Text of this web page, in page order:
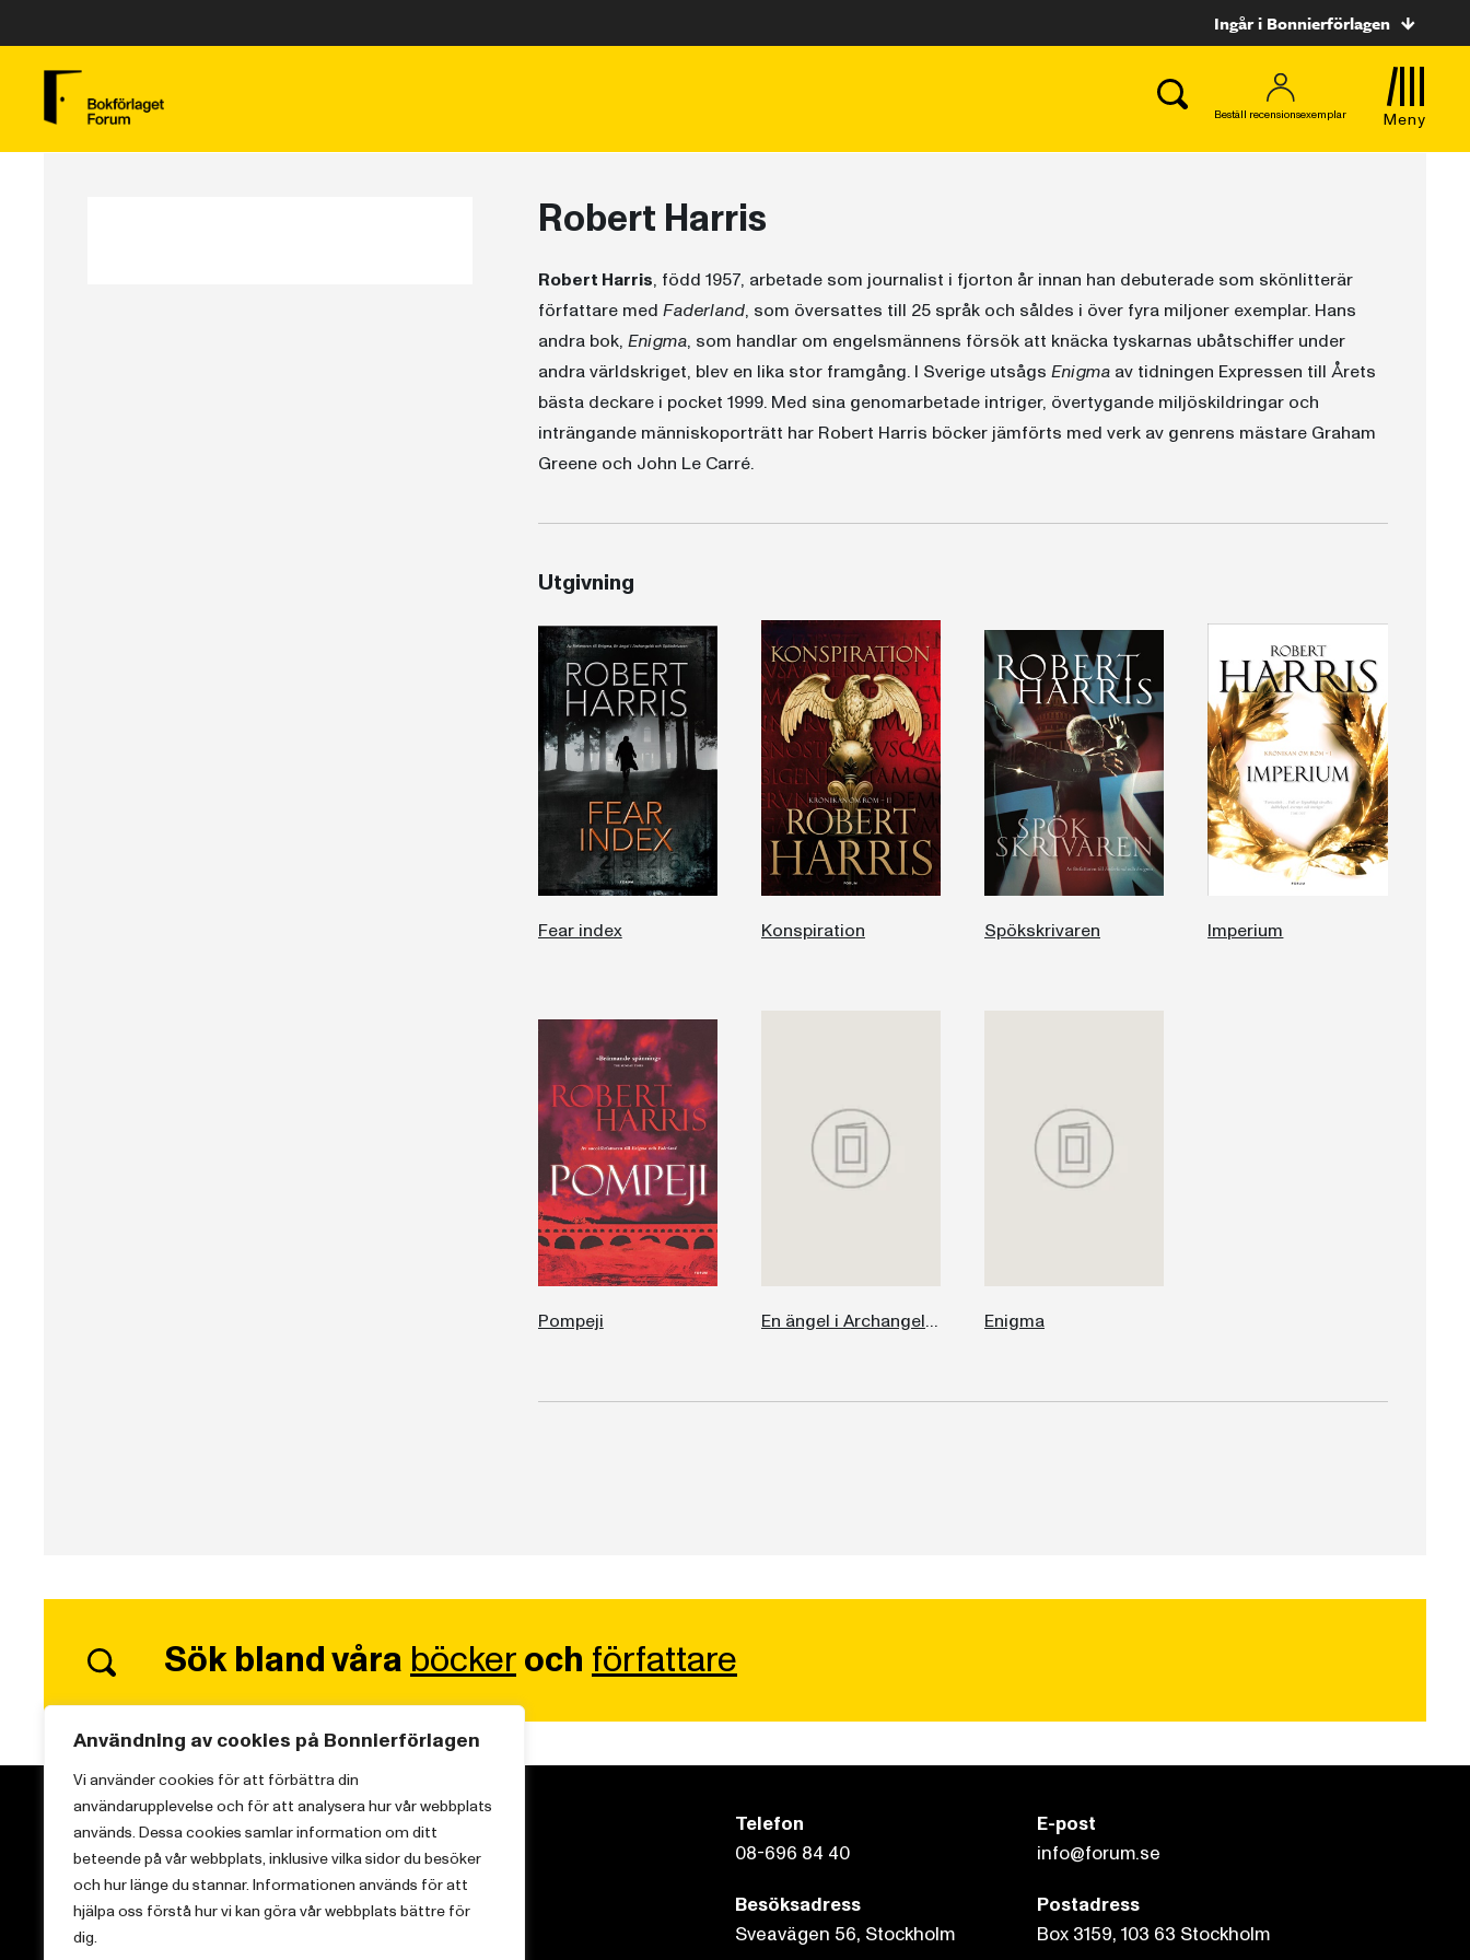
Användning av cookies på Bonnierförlagen
Vi använder cookies för att förbättra din
användarupplevelse och för att analysera hur vår webbplats
används. Dessa cookies samlar information om ditt
beteende på vår webbplats, inklusive vilka sidor du besöker
och hur länge du stannar. Informationen används för att
hjälpa oss förstå hur vi kan göra vår webbplats bättre för
dig.
Ingår i Bonnierförlagen
Beställ recensionsexemplar Meny
Robert Harris
Robert Harris, född 1957, arbetade som journalist i fjorton år innan han debuterade som skönlitterär
författare med Faderland, som översattes till 25 språk och såldes i över fyra miljoner exemplar. Hans
andra bok, Enigma, som handlar om engelsmännens försök att knäcka tyskarnas ubåtschiffer under
andra världskriget, blev en lika stor framgång. I Sverige utsågs Enigmaav tidningen Expressen till Årets
bästa deckare i pocket 1999. Med sina genomarbetade intriger, övertygande miljöskildringar och
inträngande människoporträtt har Robert Harris böcker jämförts med verk av genrens mästare Graham
Greene och John Le Carré.
Utgivning
Fear index Konspiration Spökskrivaren Imperium
Pompeji En ängel i Archangelsk Enigma
Sök bland våra böckeroch författare
Vi brinner för starka berättelser och att sprida
kunskap inom aktuella ämnen.
Telefon
08-696 84 40
E-post
info@forum.se
Besöksadress
Sveavägen 56, Stockholm
Postadress
Box 3159, 103 63 Stockholm